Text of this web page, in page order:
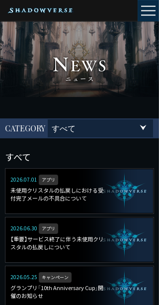
CATEGORY すべて
すべて
2026.07.01 アプリ
未使用クリスタルの払戻しにおける受
付完了メールの不具合について
2026.06.30 アプリ
【重要】サービス終了に伴う未使用クリ
スタルの払戻しについて
2026.05.25 キャンペーン
グランプリ「10th Anniversary Cup」開
催のお知らせ